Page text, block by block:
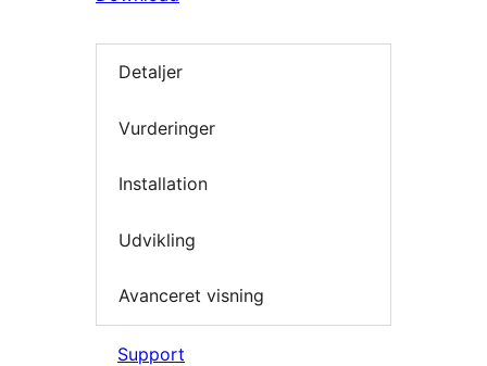
Detaljer
Vurderinger
Installation
Udvikling
Avanceret visning
Support